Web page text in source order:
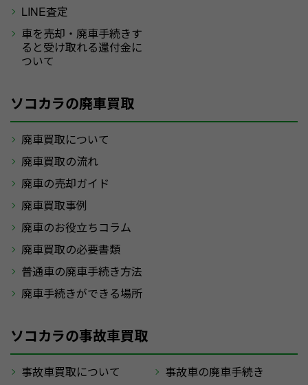
LINE査定
車を売却・廃車手続きす
ると受け取れる還付金に
ついて
ソコカラの廃車買取
廃車買取について
廃車買取の流れ
廃車の売却ガイド
廃車買取事例
廃車のお役立ちコラム
廃車買取の必要書類
普通車の廃車手続き方法
廃車手続きができる場所
ソコカラの事故車買取
事故車買取について
事故車の廃車手続き